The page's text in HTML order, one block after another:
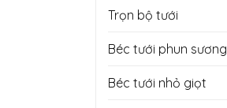
Trọn bộ tưới
Béc tưới phun sương
Béc tưới nhỏ giọt